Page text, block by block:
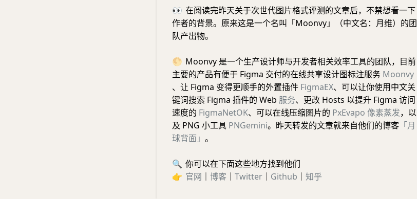
👀 在阅读完昨天关于次世代图片格式评测的文章后，不禁想看一下
作者的背景。原来这是一个名叫「Moonvy」（中文名：月维）的团
队产出物。
🌕 Moonvy 是一个生产设计师与开发者相关效率工具的团队，目前
主要的产品有便于 Figma 交付的在线共享设计图标注服务 Moonvy
、让 Figma 变得更顺手的外置插件 FigmaEX、可以让你使用中文关
键词搜索 Figma 插件的 Web 服务、更改 Hosts 以提升 Figma 访问
速度的 FigmaNetOK、可以在线压缩图片的 PxEvapo 像素蒸发，以
及 PNG 小工具 PNGemini。昨天转发的文章就来自他们的博客 「月
球背面」 。
🔍 你可以在下面这些地方找到他们
👉 官网 博客 Twitter Github 知乎